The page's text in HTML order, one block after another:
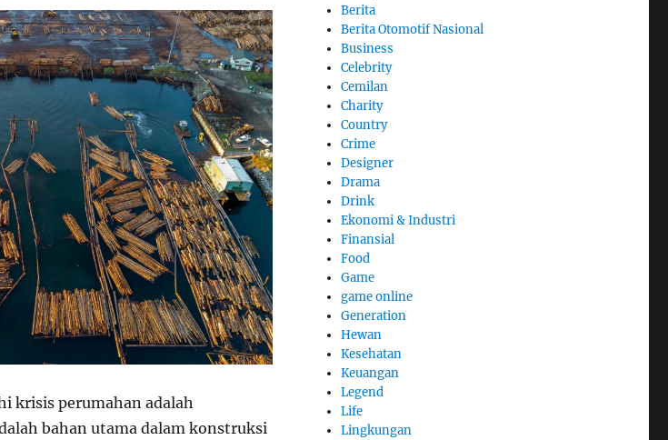
krisis perumahan adalah
bahan utama dalam konstruksi
Berita
Berita Otomotif Nasional
Business
Celebrity
Cemilan
Charity
Country
Crime
Designer
Drama
Drink
Ekonomi & Industri
Finansial
Food
Game
game online
Generation
Hewan
Kesehatan
Keuangan
Legend
Life
Lingkungan